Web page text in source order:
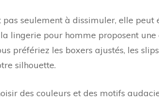
pas seulement à dissimuler, elle
lingerie pour homme proposent
préfériez les boxers ajustés, les
silhouette.
des couleurs et des motifs